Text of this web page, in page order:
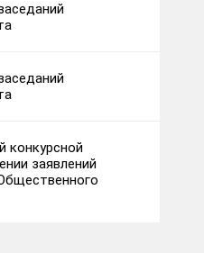
конкурсной
заявлений